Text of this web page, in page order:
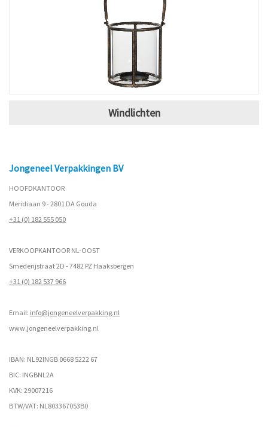
Windlichten
Jongeneel Verpakkingen BV
HOOFDKANTOOR
Meridiaan 9 - 2801 DA Gouda
+31 (0) 182 555 050
VERKOOPKANTOOR NL-OOST
Smederijstraat 2D - 7482 PZ Haaksbergen
+31 (0) 182 537 966
Email: info@jongeneelverpakking.nl
www.jongeneelverpakking.nl
IBAN: NL92INGB 0668 5222 67
BIC: INGBNL2A
KVK: 29007216
BTW/VAT: NL803367053B0